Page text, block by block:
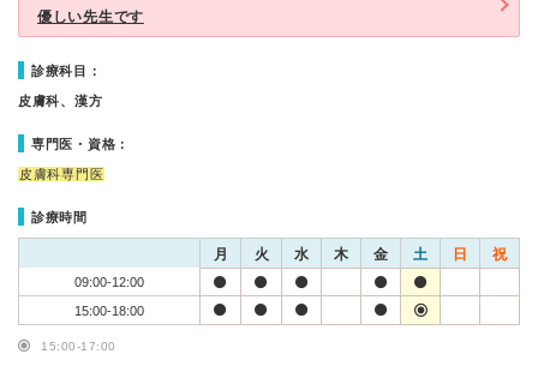
優しい先生です
診療科目：
皮膚科、漢方
専門医・資格：
皮膚科専門医
診療時間
月 火 水 木 金 土 日 祝
09:00-12:00
15:00-18:00
15:00-17:00